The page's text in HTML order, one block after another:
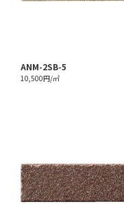
ANM-2SB-5
10,500円/㎡